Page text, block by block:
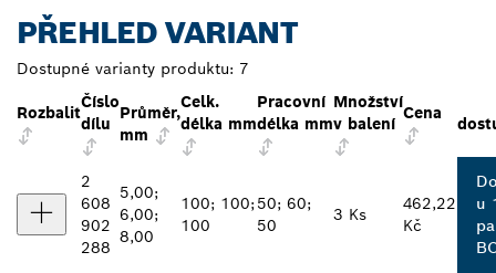
PŘEHLED VARIANT
Dostupné varianty produktu: 7
Rozbalit
Číslo
dílu
Průměr,
mm
Celk.
délka mm
Pracovní
délka mm
Množství
v balení
Cena
2
608
902
288
5,00;
6,00;
8,00
100; 100;
100
50; 60;
50
3 Ks
462,22
Kč
u